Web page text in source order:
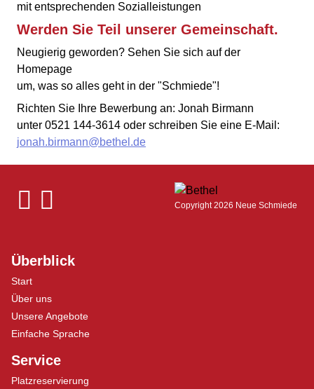
mit entsprechenden Sozialleistungen
Werden Sie Teil unserer Gemeinschaft.
Neugierig geworden? Sehen Sie sich auf der
Homepage
um, was so alles geht in der "Schmiede"!
Richten Sie Ihre Bewerbung an: Jonah Birmann
unter 0521 144-3614 oder schreiben Sie eine E-Mail:
jonah.birmann@bethel.de
Copyright 2026 Neue Schmiede
Überblick
Start
Über uns
Unsere Angebote
Einfache Sprache
Service
Platzreservierung